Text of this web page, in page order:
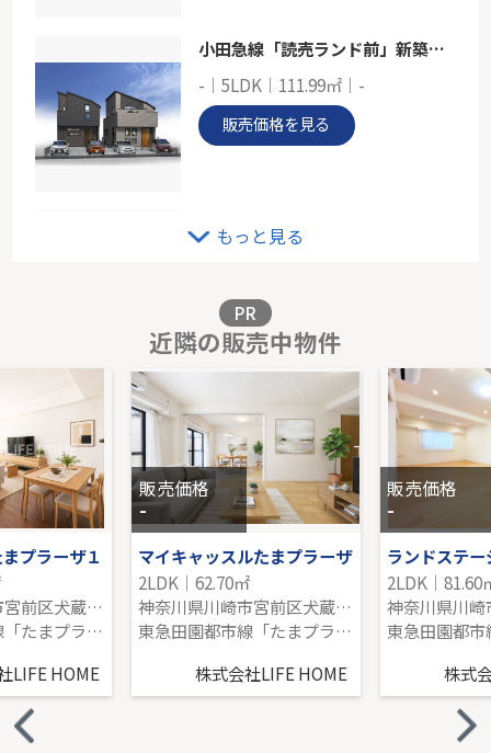
小田急線「読売ランド前」新築戸建
-｜5LDK｜111.99㎡｜-
販売価格を見る
販売価格を見る
小田急線「読売ランド前」中古戸建
-｜6LDK｜167.19㎡｜-
販売価格を見る
もっと見る
PR
近隣の販売中物件
プラーザ１
神奈川県川崎市宮前区犬蔵３丁目
東急田園都市線「たまプラーザ」駅 徒歩18分
LIFE HOME
販売価格
-
マイキャッスルたまプラーザ
2LDK｜62.70㎡
神奈川県川崎市宮前区犬蔵２丁目
東急田園都市線「たまプラーザ」駅 徒歩16分
株式会社LIFE HOME
販売価格
-
2LDK｜81.60
株式